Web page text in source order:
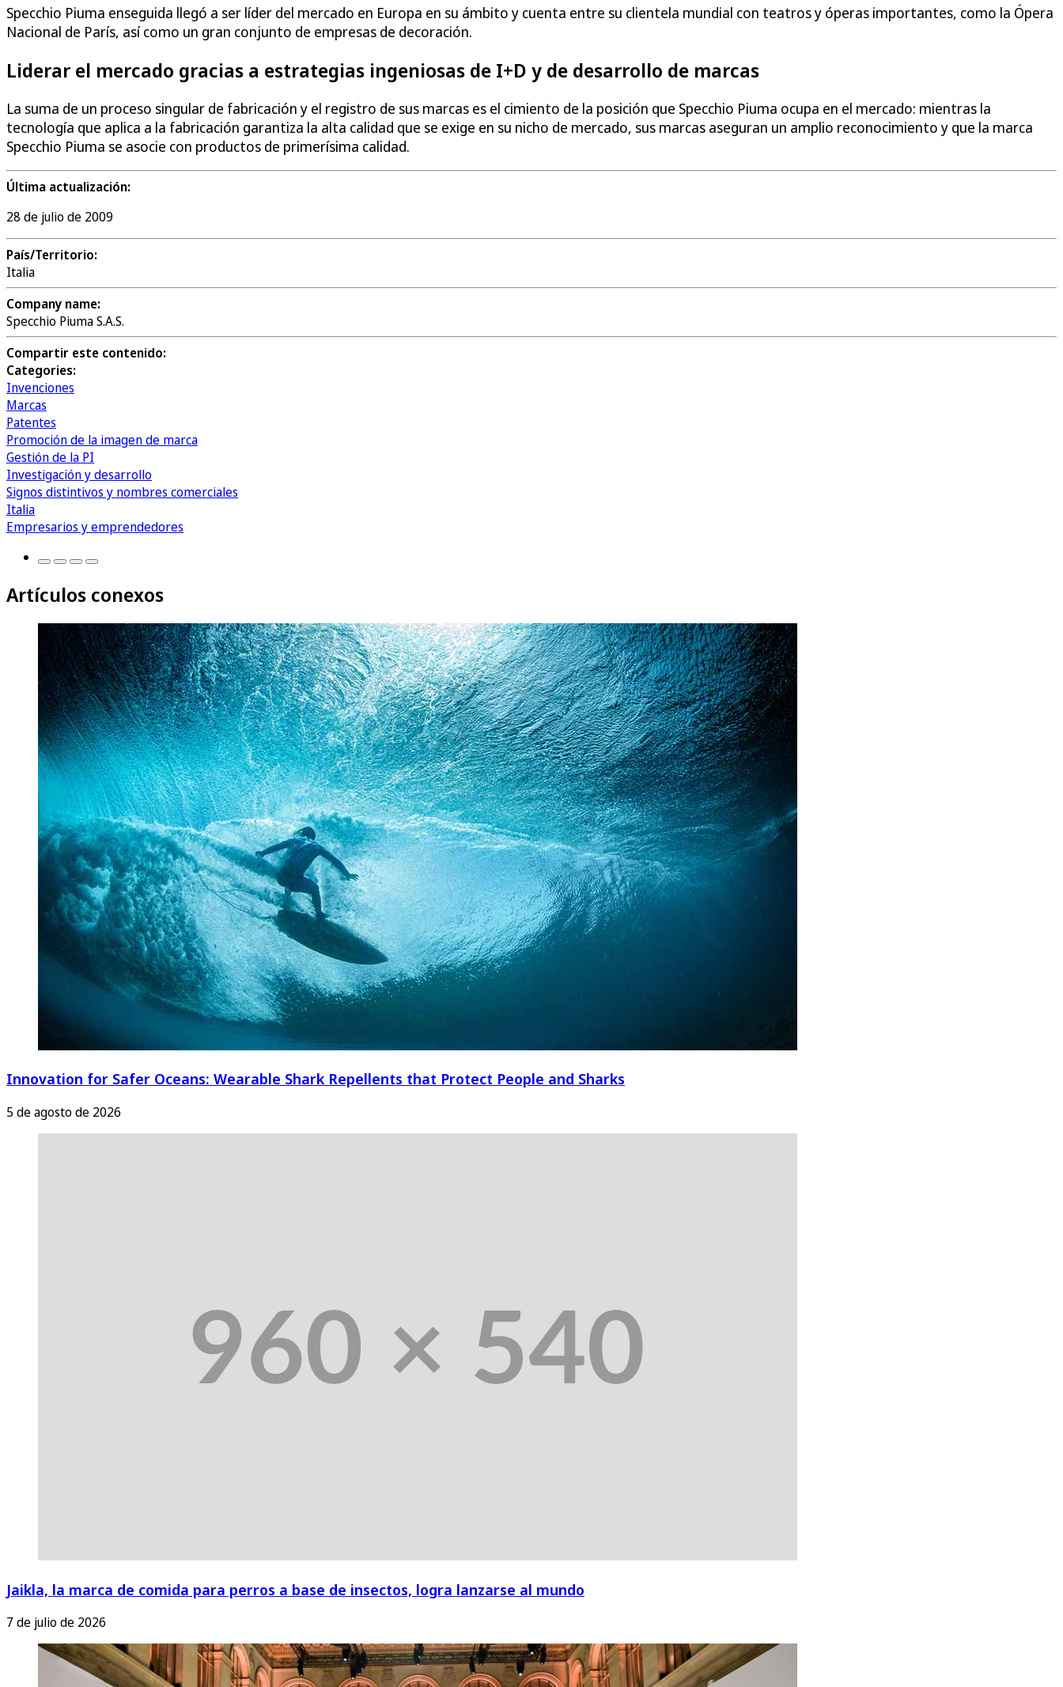
Specchio Piuma enseguida llegó a ser líder del mercado en Europa en su ámbito y cuenta entre su clientela mundial con teatros y óperas importantes, como la Ópera
Nacional de París, así como un gran conjunto de empresas de decoración.
Liderar el mercado gracias a estrategias ingeniosas de I+D y de desarrollo de marcas
La suma de un proceso singular de fabricación y el registro de sus marcas es el cimiento de la posición que Specchio Piuma ocupa en el mercado: mientras la
tecnología que aplica a la fabricación garantiza la alta calidad que se exige en su nicho de mercado, sus marcas aseguran un amplio reconocimiento y que la marca
Specchio Piuma se asocie con productos de primerísima calidad.
Última actualización:
28 de julio de 2009
País/Territorio:
Italia
Company name:
Specchio Piuma S.A.S.
Compartir este contenido:
Categories:
Invenciones
Marcas
Patentes
Promoción de la imagen de marca
Gestión de la PI
Investigación y desarrollo
Signos distintivos y nombres comerciales
Italia
Empresarios y emprendedores
Artículos conexos
Innovation for Safer Oceans: Wearable Shark Repellents that Protect People and Sharks
5 de agosto de 2026
Jaikla, la marca de comida para perros a base de insectos, logra lanzarse al mundo
7 de julio de 2026